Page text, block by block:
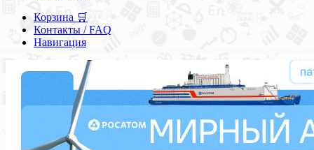
Корзина 🛒
Контакты / FAQ
Навигация